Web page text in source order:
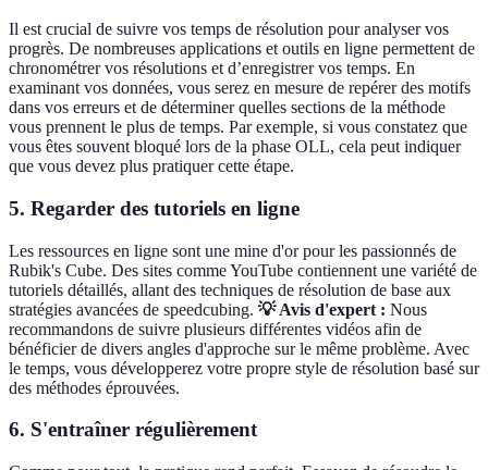
Il est crucial de suivre vos temps de résolution pour analyser vos
progrès. De nombreuses applications et outils en ligne permettent de
chronométrer vos résolutions et d’enregistrer vos temps. En
examinant vos données, vous serez en mesure de repérer des motifs
dans vos erreurs et de déterminer quelles sections de la méthode
vous prennent le plus de temps. Par exemple, si vous constatez que
vous êtes souvent bloqué lors de la phase OLL, cela peut indiquer
que vous devez plus pratiquer cette étape.
5. Regarder des tutoriels en ligne
Les ressources en ligne sont une mine d'or pour les passionnés de
Rubik's Cube. Des sites comme YouTube contiennent une variété de
tutoriels détaillés, allant des techniques de résolution de base aux
stratégies avancées de speedcubing. 💡 Avis d'expert : Nous
recommandons de suivre plusieurs différentes vidéos afin de
bénéficier de divers angles d'approche sur le même problème. Avec
le temps, vous développerez votre propre style de résolution basé sur
des méthodes éprouvées.
6. S'entraîner régulièrement